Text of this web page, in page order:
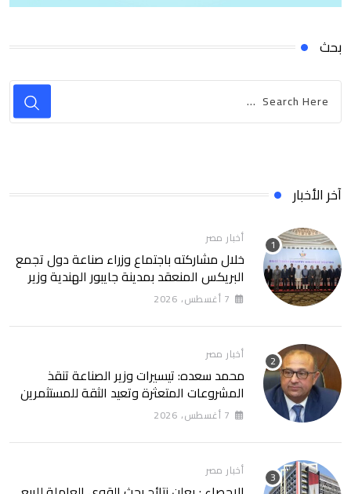
بحث
آخر الأخبار
أخبار مصر
خلال مشاركته باجتماع وزراء صناعة دول تجمع
البريكس المنعقد بمدينة جايبور الهندية وزير
الصناعة يبحث مع نظيره الهندي إطلاق منصة
للتكامل الصناعي وزيادة الاستثمارات الهندية
في السوق المصرية
7 أغسطس، 2026
أخبار مصر
محمد سعده: تيسيرات وزير الصناعة تنقذ
المشروعات المتعثرة وتعيد الثقة للمستثمرين
7 أغسطس، 2026
أخبار مصر